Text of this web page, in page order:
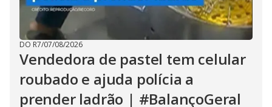
DO R7/07/08/2026
Vendedora de pastel tem celular
roubado e ajuda polícia a
prender ladrão | #BalançoGeral